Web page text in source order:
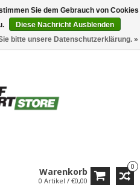
0
Warenkorb
0 Artikel / €0,00
Sie dem Gebrauch von Cookies
Diese Nachricht Ausblenden
bitte unsere Datenschutzerklärung. »